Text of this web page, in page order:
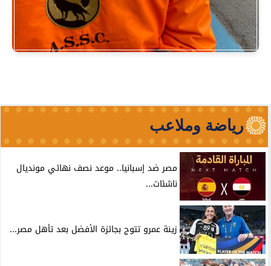
رياضة وملاعب
مصر ضد إسبانيا.. موعد نصف نهائي مونديال
ناشئات...
زينة عمرو تتوج بجائزة الأفضل بعد تأهل مصر...